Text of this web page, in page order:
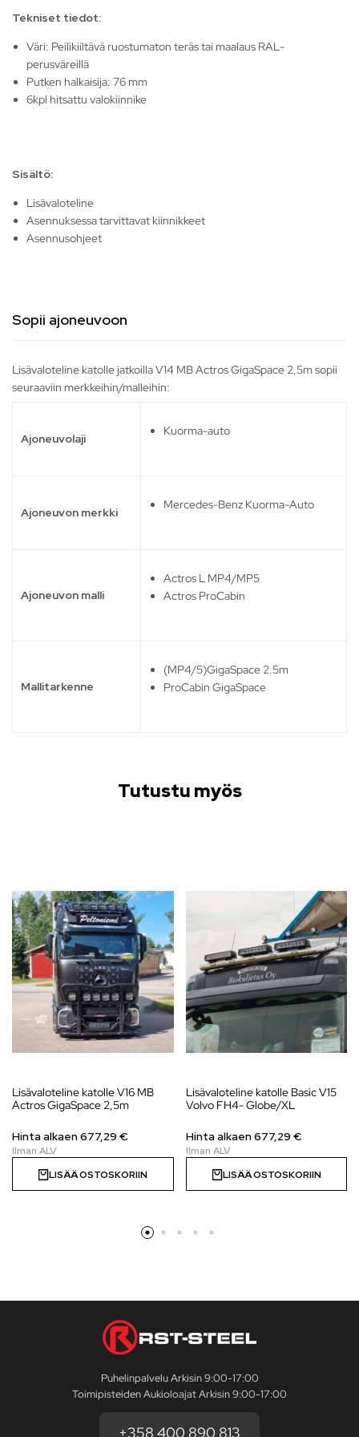
Tekniset tiedot:
Väri: Peilikiiltävä ruostumaton teräs tai maalaus RAL-
perusväreillä
Putken halkaisija: 76 mm
6kpl hitsattu valokiinnike
Sisältö:
Lisävaloteline
Asennuksessa tarvittavat kiinnikkeet
Asennusohjeet
Sopii ajoneuvoon
Lisävaloteline katolle jatkoilla V14 MB Actros GigaSpace 2,5m sopii
seuraaviin merkkeihin/malleihin:
Ajoneuvolaji
Kuorma-auto
Ajoneuvon merkki
Mercedes-Benz Kuorma-Auto
Ajoneuvon malli
Actros L MP4/MP5
Actros ProCabin
Mallitarkenne
(MP4/5)GigaSpace 2.5m
ProCabin GigaSpace
Tutustu myös
Lisävaloteline katolle V16 MB
Actros GigaSpace 2,5m
Hinta alkaen677,29 €
LISÄÄ OSTOSKORIIN
Lisävaloteline katolle Basic V15
Volvo FH4- Globe/XL
Hinta alkaen677,29 €
LISÄÄ OSTOSKORIIN
Puhelinpalvelu Arkisin 9:00-17:00
Toimipisteiden Aukioloajat Arkisin 9:00-17:00
+358 400 890 813